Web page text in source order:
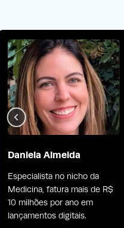
Daniela Almeida
Especialista no nicho da
Medicina, fatura mais de R$
10 milhões por ano em
lançamentos digitais.